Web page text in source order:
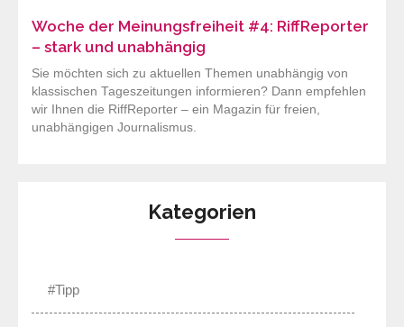
Woche der Meinungsfreiheit #4: RiffReporter
– stark und unabhängig
Sie möchten sich zu aktuellen Themen unabhängig von
klassischen Tageszeitungen informieren? Dann empfehlen
wir Ihnen die RiffReporter – ein Magazin für freien,
unabhängigen Journalismus.
Kategorien
#Tipp